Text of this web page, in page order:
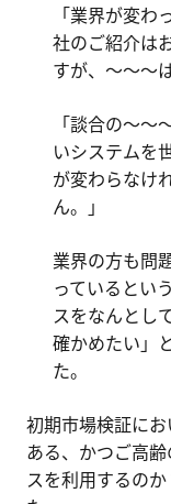
「業界が変
社のご紹介は
すが、～～～
「談合の～
いシステムを
が変わらなけ
ん。」
業界の方も問
っているとい
スをなんとし
確かめたい」
た。
初期市場検証に
ある、かつご高
スを利用するの